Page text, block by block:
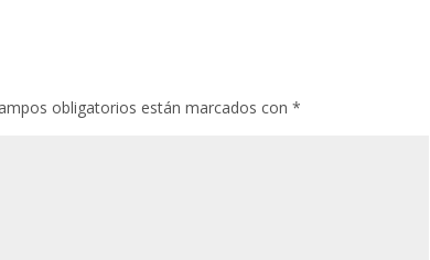
obligatorios están marcados con *